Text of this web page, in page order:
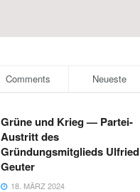
Comments Neueste
Grüne und Krieg — Partei-
Austritt des
Gründungsmitglieds Ulfried
Geuter
18. MÄRZ 2024